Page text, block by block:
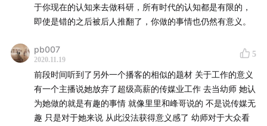
于你现在的认知来去做科研，所有时代的认知都是有限的，
即使是错的之后被后人推翻了，你做的事情也仍然有意义。
pb007
2020.11.19
5
前段时间听到了另外一个播客的相似的题材 关于工作的意义
有一个主播说她放弃了超级高薪的传媒业工作 去当幼师 她认
为她做的就是有趣的事情 就像里里和峰哥说的 不是说传媒无
趣 只是对于她来说 从此没法获得意义感了 幼师对于大众看